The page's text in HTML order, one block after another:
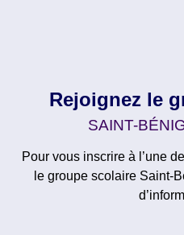
Rejoignez le
SAINT-
Pour vous inscrire à l’une
le groupe scolaire Saint-